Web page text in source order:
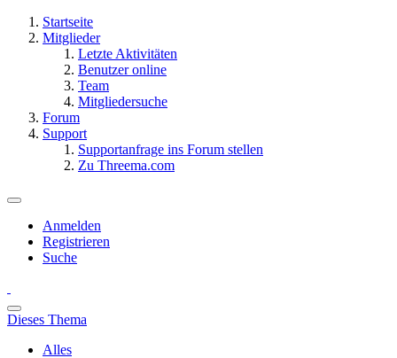
Startseite
Mitglieder
Letzte Aktivitäten
Benutzer online
Team
Mitgliedersuche
Forum
Support
Supportanfrage ins Forum stellen
Zu Threema.com
Anmelden
Registrieren
Suche
Dieses Thema
Alles